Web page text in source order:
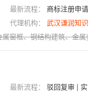
最新流程： 商标注册申
代理机构： 武汉谦润知
属窗框、钢结构建筑、金属
最新流程： 驳回复审 |